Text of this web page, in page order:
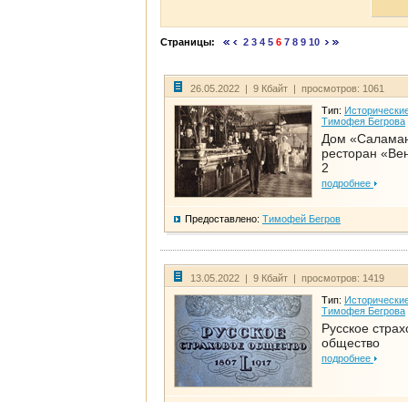
Страницы: 2 3 4 5 6 7 8 9 10
26.05.2022 | 9 Кбайт | просмотров: 1061
Тип:
Тимофея Бегрова
Дом
ресторан
2
подробнее
Предоставлено: Тимофей Бегров
13.05.2022 | 9 Кбайт | просмотров: 1419
Тип:
Тимофея Бегрова
Русское
общество
подробнее